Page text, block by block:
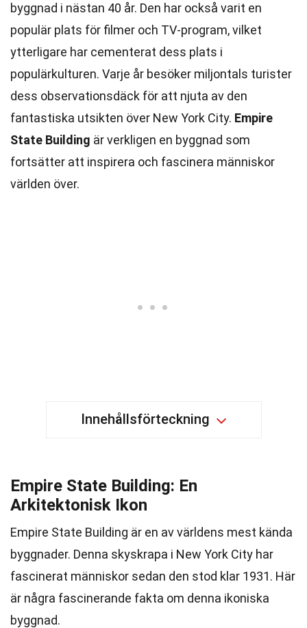
byggnad i nästan 40 år. Den har också varit en
populär plats för filmer och TV-program, vilket
ytterligare har cementerat dess plats i
populärkulturen. Varje år besöker miljontals turister
dess observationsdäck för att njuta av den
fantastiska utsikten över New York City. Empire
State Building är verkligen en byggnad som
fortsätter att inspirera och fascinera människor
världen över.
Innehållsförteckning
Empire State Building: En
Arkitektonisk Ikon
Empire State Building är en av världens mest kända
byggnader. Denna skyskrapa i New York City har
fascinerat människor sedan den stod klar 1931. Här
är några fascinerande fakta om denna ikoniska
byggnad.